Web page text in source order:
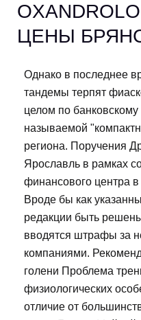
ЦЕНЫ
Однако в последнее
тандемы терпят
целом по банковскому
называемой
региона. Поручения
Ярославль в рамках
финансового центра
Вроде бы как
редакции быть
вводятся штрафы за
компаниями.
голени Проблема
физиологических
отличие от